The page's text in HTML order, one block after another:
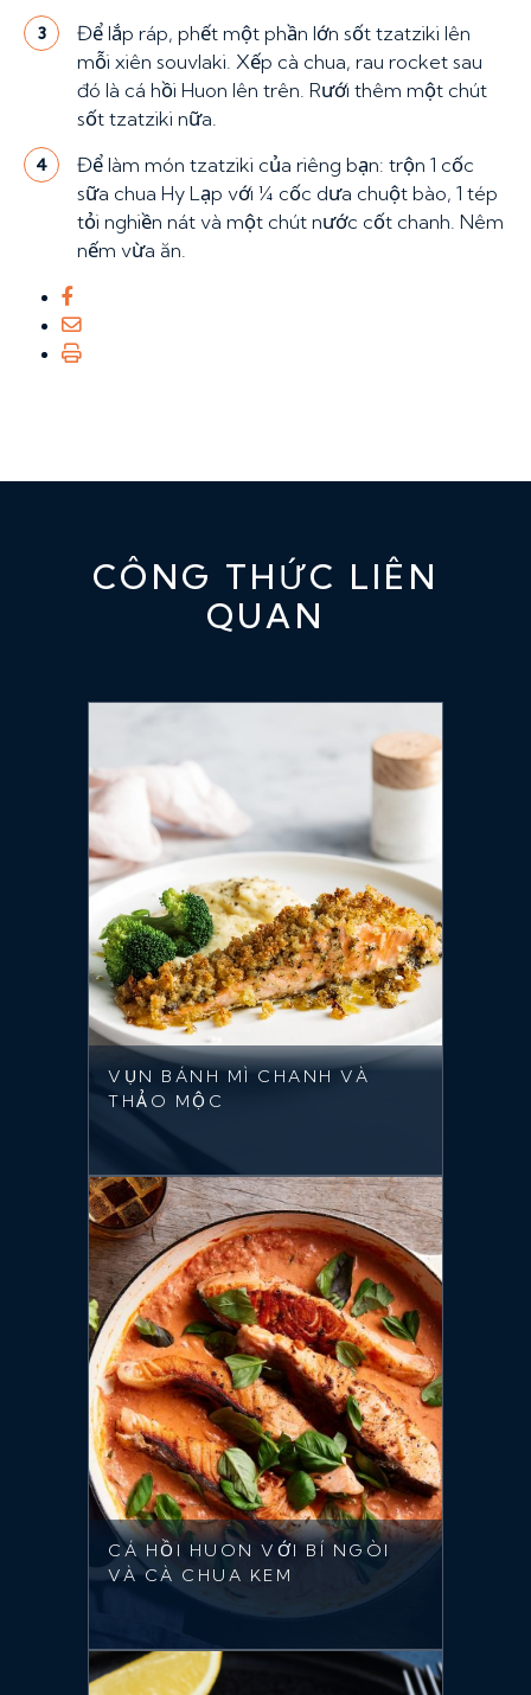
3
Để lắp ráp, phết một phần lớn sốt tzatziki lên
mỗi xiên souvlaki. Xếp cà chua, rau rocket sau
đó là cá hồi Huon lên trên. Rưới thêm một chút
sốt tzatziki nữa.
4
Để làm món tzatziki của riêng bạn: trộn 1 cốc
sữa chua Hy Lạp với ¼ cốc dưa chuột bào, 1 tép
tỏi nghiền nát và một chút nước cốt chanh. Nêm
nếm vừa ăn.
CÔNG THỨC LIÊN
QUAN
VỤN BÁNH MÌ CHANH VÀ
THẢO MỘC
CÁ HỒI HUON VỚI BÍ NGÒI
VÀ CÀ CHUA KEM